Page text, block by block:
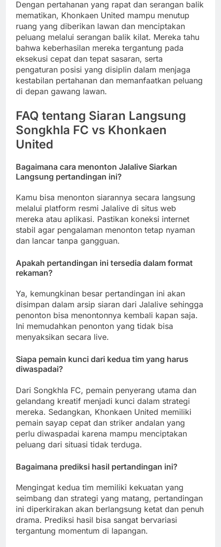
Dengan pertahanan yang rapat dan serangan balik
mematikan, Khonkaen United mampu menutup
ruang yang diberikan lawan dan menciptakan
peluang melalui serangan balik kilat. Mereka tahu
bahwa keberhasilan mereka tergantung pada
eksekusi cepat dan tepat sasaran, serta
pengaturan posisi yang disiplin dalam menjaga
kestabilan pertahanan dan memanfaatkan peluang
di depan gawang lawan.
FAQ tentang Siaran Langsung
Songkhla FC vs Khonkaen
United
Bagaimana cara menonton Jalalive Siarkan
Langsung pertandingan ini?
Kamu bisa menonton siarannya secara langsung
melalui platform resmi Jalalive di situs web
mereka atau aplikasi. Pastikan koneksi internet
stabil agar pengalaman menonton tetap nyaman
dan lancar tanpa gangguan.
Apakah pertandingan ini tersedia dalam format
rekaman?
Ya, kemungkinan besar pertandingan ini akan
disimpan dalam arsip siaran dari Jalalive sehingga
penonton bisa menontonnya kembali kapan saja.
Ini memudahkan penonton yang tidak bisa
menyaksikan secara live.
Siapa pemain kunci dari kedua tim yang harus
diwaspadai?
Dari Songkhla FC, pemain penyerang utama dan
gelandang kreatif menjadi kunci dalam strategi
mereka. Sedangkan, Khonkaen United memiliki
pemain sayap cepat dan striker andalan yang
perlu diwaspadai karena mampu menciptakan
peluang dari situasi tidak terduga.
Bagaimana prediksi hasil pertandingan ini?
Mengingat kedua tim memiliki kekuatan yang
seimbang dan strategi yang matang, pertandingan
ini diperkirakan akan berlangsung ketat dan penuh
drama. Prediksi hasil bisa sangat bervariasi
tergantung momentum di lapangan.